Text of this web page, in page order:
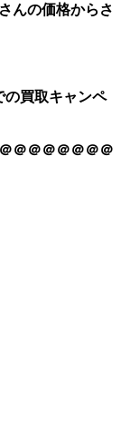
んの価格からさ
の買取キャンペ
＠＠＠＠＠＠＠